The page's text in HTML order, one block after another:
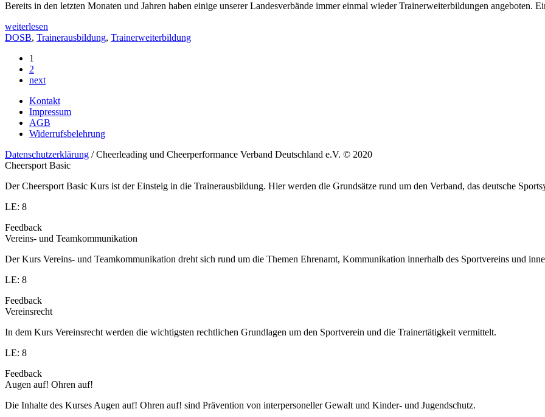
Bereits in den letzten Monaten und Jahren haben einige unserer Landesverbände immer einmal wieder Trainerweiterbildungen angeboten.
weiterlesen
DOSB, Trainerausbildung, Trainerweiterbildung
1
2
next
Kontakt
Impressum
AGB
Widerrufsbelehrung
Datenschutzerklärung / Cheerleading und Cheerperformance Verband Deutschland e.V. © 2020
Cheersport Basic
Der Cheersport Basic Kurs ist der Einsteig in die Trainerausbildung. Hier werden die Grundsätze rund um den Verband, das deutsche
LE: 8
Feedback
Vereins- und Teamkommunikation
Der Kurs Vereins- und Teamkommunikation dreht sich rund um die Themen Ehrenamt, Kommunikation innerhalb des Sportvereins und
LE: 8
Feedback
Vereinsrecht
In dem Kurs Vereinsrecht werden die wichtigsten rechtlichen Grundlagen um den Sportverein und die Trainertätigkeit vermittelt.
LE: 8
Feedback
Augen auf! Ohren auf!
Die Inhalte des Kurses Augen auf! Ohren auf! sind Prävention von interpersoneller Gewalt und Kinder- und Jugendschutz.